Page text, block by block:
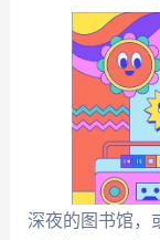
深夜的图书馆，